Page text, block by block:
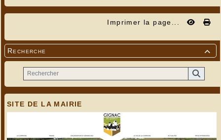
Imprimer la page...

Recherche
SITE DE LA MAIRIE